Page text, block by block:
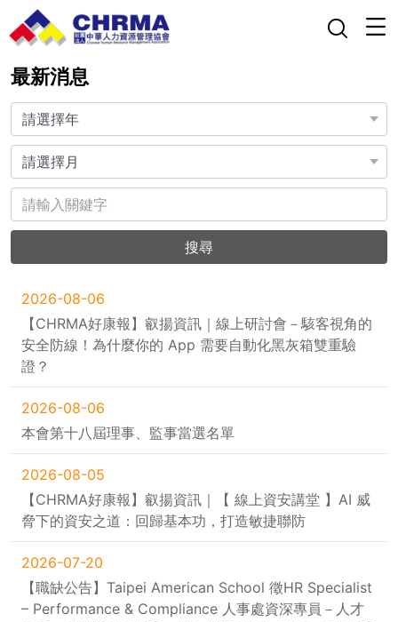
最新消息
搜尋
2026-08-06
【CHRMA好康報】叡揚資訊｜線上研討會－駭客視角的
安全防線！為什麼你的 App 需要自動化黑灰箱雙重驗
證？
2026-08-06
本會第十八屆理事、監事當選名單
2026-08-05
【CHRMA好康報】叡揚資訊｜【 線上資安講堂 】AI 威
脅下的資安之道：回歸基本功，打造敏捷聯防
2026-07-20
【職缺公告】Taipei American School 徵HR Specialist
– Performance & Compliance 人事處資深專員－人才